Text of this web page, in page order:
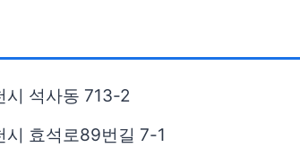
시 석사동 713-2
시 효석로89번길 7-1